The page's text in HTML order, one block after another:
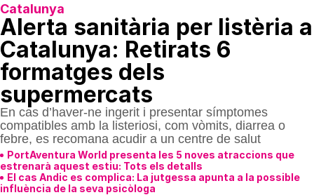
Catalunya
Alerta sanitària per listèria a
Catalunya: Retirats 6
formatges dels
supermercats
En cas d’haver-ne ingerit i presentar símptomes
compatibles amb la listeriosi, com vòmits, diarrea o
febre, es recomana acudir a un centre de salut
PortAventura World presenta les 5 noves atraccions que
estrenarà aquest estiu: Tots els detalls
El cas Andic es complica: La jutgessa apunta a la possible
influència de la seva psicòloga